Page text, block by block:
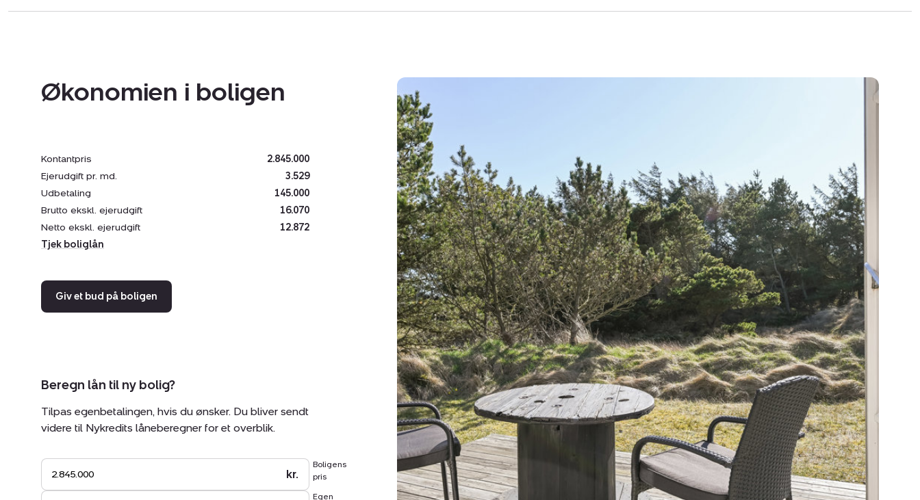
tilføjer varme og stemning på kølige dage. Køkkenet er funktionelt
dagen byder på grillmiddage eller læsning i en liggestol. Grunden er
anlagt således, at der er plads til både leg og afslapning i læ for
vinden. Et ekstra plus er det praktisk skur, der er integreret i husets
planløsning, og som giver god plads til opbevaring af udendørsudstyr,
cykler eller grillgrej, så terrassen altid kan holdes ryddelig og
indbydende.
Beliggenheden i Vejers, nærmere Vejers sydstrand, placerer dette hus
midt i et område præget af natur og ro. Vejers Klitplantage er tæt på
og indbyder til gå- eller løbeture i det varierede terræn, mens
vesterhavskysten nås på en kort gåtur. Dagligdagens indkøb klares
nemt hos hos den lokale Købmand, som ligger i umiddelbar nærhed,
så man hurtigt kan supplere op under opholdet. Området er kendt for
sin autentiske atmosfære, hvor den friske luft og nærheden til vandet
danner rammen om et afslappende udeliv året rundt.
Der foreligger en udlejningsaftale med Esmark. Ring og forhør
nærmere.
Økonomien i boligen
Kontantpris
2.845.000
Ejerudgift pr. md.
3.529
Udbetaling
145.000
Brutto ekskl. ejerudgift
16.070
Netto ekskl. ejerudgift
12.872
Tjek boliglån
Giv et bud på boligen
Beregn lån til ny bolig?
Tilpas egenbetalingen, hvis du ønsker. Du bliver sendt
videre til Nykredits låneberegner for et overblik.
Boligens
pris
kr.
Egen